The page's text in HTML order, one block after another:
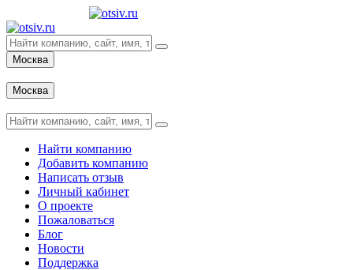
Москва
Москва
Найти компанию
Добавить компанию
Написать отзыв
Личный кабинет
О проекте
Пожаловаться
Блог
Новости
Поддержка